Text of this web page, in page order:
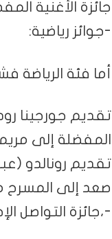
جائزة الأغنية المفضلة لعام 2022 لأغنية
-جوائز رياضية:
أما فئة الرياضة
تقديم جورجينا
المفضلة إلى
تقديم رونالدو
صعد إلى المسرح
-،جائزة التواصل